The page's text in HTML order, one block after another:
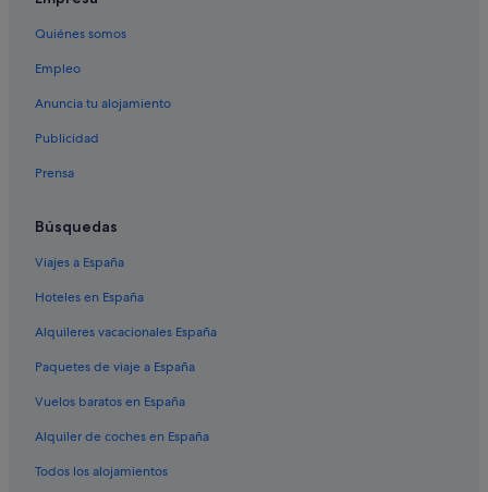
Apartamentos en Chessy
Hoteles cerca de Spa Aquatonic de Paris Val d'Europe
Quiénes somos
Empleo
Anuncia tu alojamiento
Publicidad
Prensa
Búsquedas
Viajes a España
Hoteles en España
Alquileres vacacionales España
Paquetes de viaje a España
Vuelos baratos en España
Alquiler de coches en España
Todos los alojamientos